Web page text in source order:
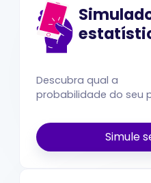
Descubra qual a
probabilidade do seu
Simule